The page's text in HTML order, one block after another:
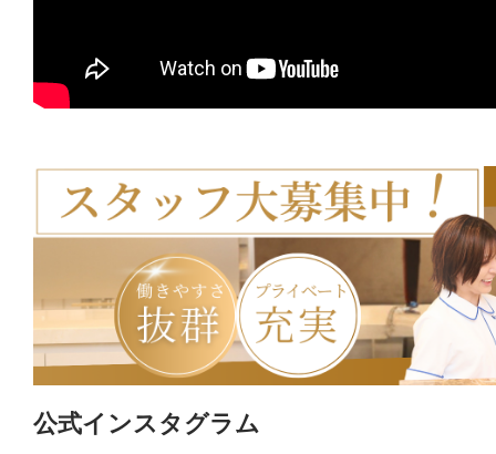
公式インスタグラム